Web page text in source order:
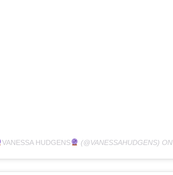
VANESSA HUDGENS (@VANESSAHUDGENS) ON